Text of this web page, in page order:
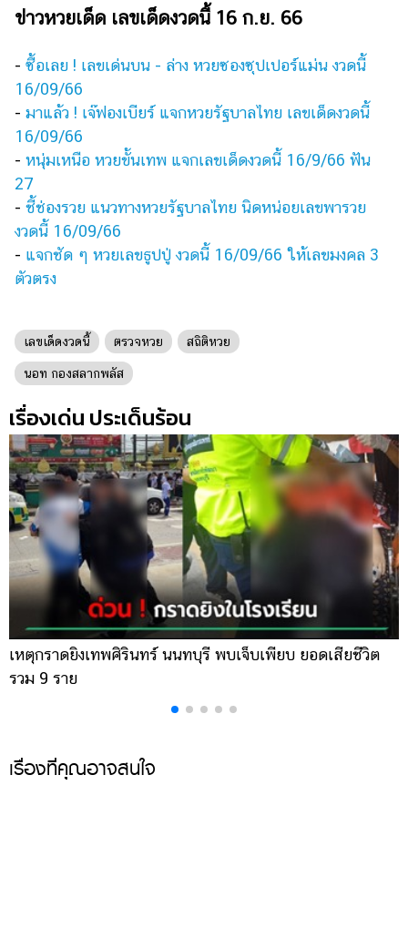
ข่าวหวยเด็ด เลขเด็ดงวดนี้ 16 ก.ย. 66
- ซื้อเลย ! เลขเด่นบน - ล่าง หวยซองซุปเปอร์แม่น งวดนี้
16/09/66
- มาแล้ว ! เจ๊ฟองเบียร์ แจกหวยรัฐบาลไทย เลขเด็ดงวดนี้
16/09/66
- หนุ่มเหนือ หวยขั้นเทพ แจกเลขเด็ดงวดนี้ 16/9/66 ฟัน
27
- ชี้ช่องรวย แนวทางหวยรัฐบาลไทย นิดหน่อยเลขพารวย
งวดนี้ 16/09/66
- แจกชัด ๆ หวยเลขธูปปู่ งวดนี้ 16/09/66 ให้เลขมงคล 3
ตัวตรง
เลขเด็ดงวดนี้ ตรวจหวย สถิติหวย
นอท กองสลากพลัส
เรื่องเด่น ประเด็นร้อน
เหตุกราดยิงเทพศิรินทร์ นนทบุรี พบเจ็บเพียบ ยอดเสียชีวิต
รวม 9 ราย
เรื่องที่คุณอาจสนใจ